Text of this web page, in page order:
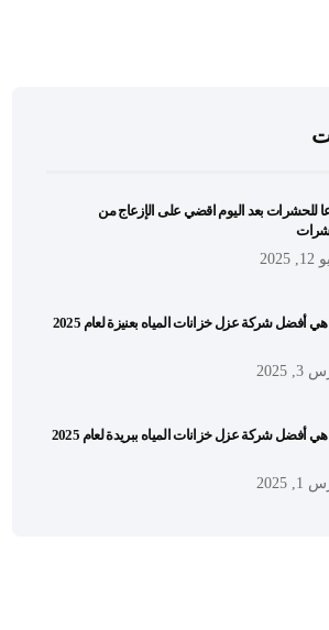
للحشرات بعد اليوم اقضي على الإزعاج من
2025
من هي أفضل شركة عزل خزانات المياه بعنيزة لعام 2025
2025
من هي أفضل شركة عزل خزانات المياه ببريدة لعام 2025
2025